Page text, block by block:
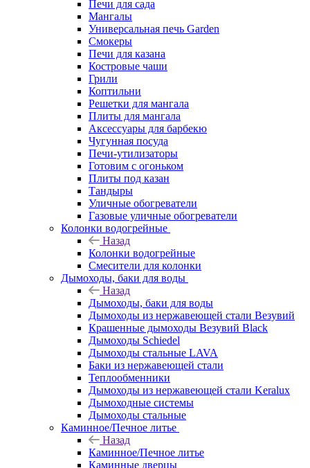
Печи для сада
Мангалы
Универсальная печь Garden
Смокеры
Печи для казана
Костровые чаши
Грили
Коптильни
Решетки для мангала
Плиты для мангала
Аксессуары для барбекю
Чугунная посуда
Печи-утилизаторы
Готовим с огоньком
Плиты под казан
Тандыры
Уличные обогреватели
Газовые уличные обогреватели
Колонки водогрейные
Назад
Колонки водогрейные
Смесители для колонки
Дымоходы, баки для воды
Назад
Дымоходы, баки для воды
Дымоходы из нержавеющей стали Везувий
Крашенные дымоходы Везувий Black
Дымоходы Schiedel
Дымоходы стальные LAVA
Баки из нержавеющей стали
Теплообменники
Дымоходы из нержавеющей стали Keralux
Дымоходные системы
Дымоходы стальные
Каминное/Печное литье
Назад
Каминное/Печное литье
Каминные дверцы